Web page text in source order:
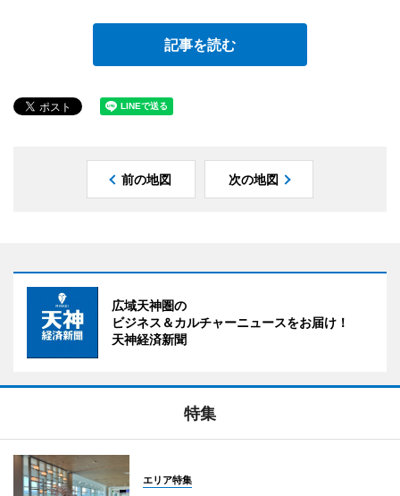
記事を読む
前の地図 次の地図
広域天神圏の
ビジネス＆カルチャーニュースをお届け！
天神経済新聞
特集
エリア特集